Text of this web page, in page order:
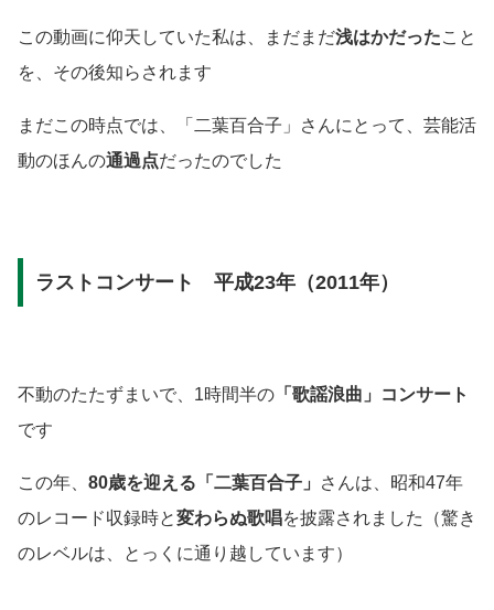
この動画に仰天していた私は、まだまだ浅はかだったこと
を、その後知らされます
まだこの時点では、「二葉百合子」さんにとって、芸能活
動のほんの通過点だったのでした
ラストコンサート 平成23年（2011年）
不動のたたずまいで、1時間半の 「歌謡浪曲」コンサート
です
この年、 80歳を迎える「二葉百合子」
さんは、昭和47年
のレコード収録時と変わらぬ歌唱を披露されました
（驚き
のレベルは、とっくに通り越しています）